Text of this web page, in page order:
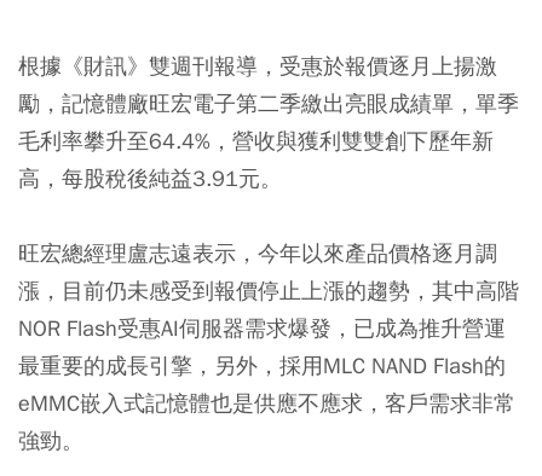
根據《財訊》雙週刊報導，受惠於報價逐月上揚激
勵，記憶體廠旺宏電子第二季繳出亮眼成績單，單季
毛利率攀升至64.4%，營收與獲利雙雙創下歷年新
高，每股稅後純益3.91元。
旺宏總經理盧志遠表示，今年以來產品價格逐月調
漲，目前仍未感受到報價停止上漲的趨勢，其中高階
NOR Flash受惠AI伺服器需求爆發，已成為推升營運
最重要的成長引擎，另外，採用MLC NAND Flash的
eMMC嵌入式記憶體也是供應不應求，客戶需求非常
強勁。